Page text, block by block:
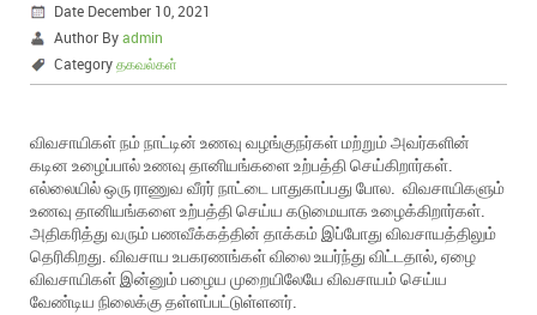
Date December 10, 2021
Author Byadmin
Categoryதகவல்கள்
விவசாயிகள் நம் நாட்டின் உணவு வழங்குநர்கள் மற்றும் அவர்களின்
கடின உழைப்பால் உணவு தானியங்களை உற்பத்தி செய்கிறார்கள்.
எல்லையில் ஒரு ராணுவ வீரர் நாட்டை பாதுகாப்பது போல. விவசாயிகளும்
உணவு தானியங்களை உற்பத்தி செய்ய கடுமையாக உழைக்கிறார்கள்.
அதிகரித்து வரும் பணவீக்கத்தின் தாக்கம் இப்போது விவசாயத்திலும்
தெரிகிறது. விவசாய உபகரணங்கள் விலை உயர்ந்து விட்டதால், ஏழை
விவசாயிகள் இன்னும் பழைய முறையிலேயே விவசாயம் செய்ய
வேண்டிய நிலைக்கு தள்ளப்பட்டுள்ளனர்.